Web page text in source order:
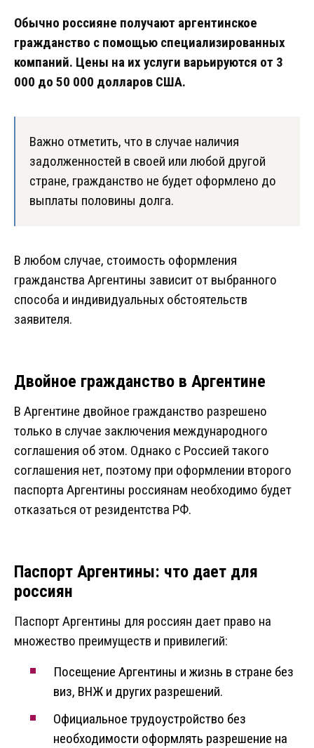
Обычно россияне получают аргентинское
гражданство с помощью специализированных
компаний. Цены на их услуги варьируются от 3
000 до 50 000 долларов США.
Важно отметить, что в случае наличия
задолженностей в своей или любой другой
стране, гражданство не будет оформлено до
выплаты половины долга.
В любом случае, стоимость оформления
гражданства Аргентины зависит от выбранного
способа и индивидуальных обстоятельств
заявителя.
Двойное гражданство в Аргентине
В Аргентине двойное гражданство разрешено
только в случае заключения международного
соглашения об этом. Однако с Россией такого
соглашения нет, поэтому при оформлении второго
паспорта Аргентины россиянам необходимо будет
отказаться от резидентства РФ.
Паспорт Аргентины: что дает для
россиян
Паспорт Аргентины для россиян дает право на
множество преимуществ и привилегий:
Посещение Аргентины и жизнь в стране без
виз, ВНЖ и других разрешений.
Официальное трудоустройство без
необходимости оформлять разрешение на